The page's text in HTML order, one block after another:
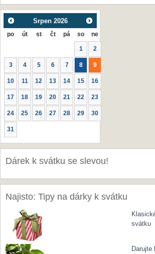
Srpen 2026
po út st čt pá so ne
1 2
3 4 5 6 7 8 9
10 11 12 13 14 15 16
17 18 19 20 21 22 23
24 25 26 27 28 29 30
31
Dárek k svátku se slevou!
Najisto: Tipy na dárky k svátku
svátku